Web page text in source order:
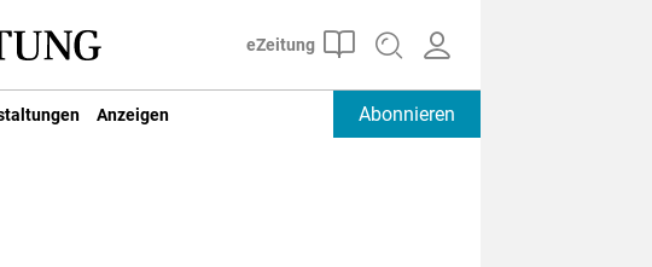
Anzeigen Abonnieren